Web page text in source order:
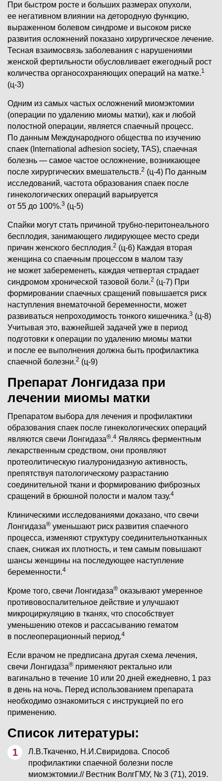
При быстром росте и больших размерах опухоли,
ее негативном влиянии на детородную функцию,
выраженном болевом синдроме и высоком риске
развития осложнений показано хирургическое лечение.
Тесная взаимосвязь заболевания с нарушениями
женской фертильности обусловливает ежегодный рост
количества органосохраняющих операций на матке.1
(ц-3)
Одним из самых частых осложнений миомэктомии
(операции по удалению миомы матки), как и любой
полостной операции, является спаечный процесс.
По данным Международного общества по изучению
спаек (International adhesion society, TAS), спаечная
болезнь — самое частое осложнение, возникающее
после хирургических вмешательств.2 (ц-4) По данным
исследований, частота образования спаек после
гинекологических операций варьируется
от 55 до 100%.3 (ц-5)
Спайки могут стать причиной трубно-перитонеального
бесплодия, занимающего лидирующее место среди
причин женского бесплодия.2 (ц-6) Каждая вторая
женщина со спаечным процессом в малом тазу
не может забеременеть, каждая четвертая страдает
синдромом хронической тазовой боли.2 (ц-7) При
формировании спаечных сращений повышается риск
наступления внематочной беременности, может
развиваться непроходимость тонкого кишечника.3 (ц-8)
Учитывая это, важнейшей задачей уже в период
подготовки к операции по удалению миомы матки
и после ее выполнения должна быть профилактика
спаечной болезни.2 (ц-9)
Препарат Лонгидаза при
лечении миомы матки
Препаратом выбора для лечения и профилактики
образования спаек после гинекологических операций
являются свечи Лонгидаза®.4 Являясь ферментным
лекарственным средством, они проявляют
протеолитическую гиалуронидазную активность,
препятствуя патологическому разрастанию
соединительной ткани и формированию фиброзных
сращений в брюшной полости и малом тазу.4
Клиническими исследованиями доказано, что свечи
Лонгидаза® уменьшают риск развития спаечного
процесса, изменяют структуру соединительнотканных
спаек, снижая их плотность, и тем самым повышают
шансы женщины на последующее наступление
беременности.4
Кроме того, свечи Лонгидаза® оказывают умеренное
противовоспалительное действие и улучшают
микроциркуляцию в тканях, что способствует
уменьшению отеков и рассасыванию гематом
в послеоперационный период.4
Если врачом не предписана другая схема лечения,
свечи Лонгидаза® применяют ректально или
вагинально в течение 10 или 20 дней ежедневно, 1 раз
в день на ночь. Перед использованием препарата
необходимо ознакомиться с инструкцией по его
применению.
Список литературы:
Л.В.Ткаченко, Н.И.Свиридова. Способ
профилактики спаечной болезни после
миомэктомии.// Вестник ВолгГМУ, № 3 (71), 2019.